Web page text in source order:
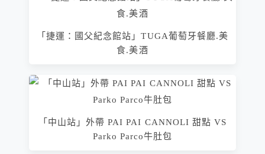
「捷運：國父紀念館站」TUGA葡萄牙餐廳.美
食.美酒
「中山站」外帶 PAI PAI CANNOLI 甜點 VS
Parko Parco牛肚包